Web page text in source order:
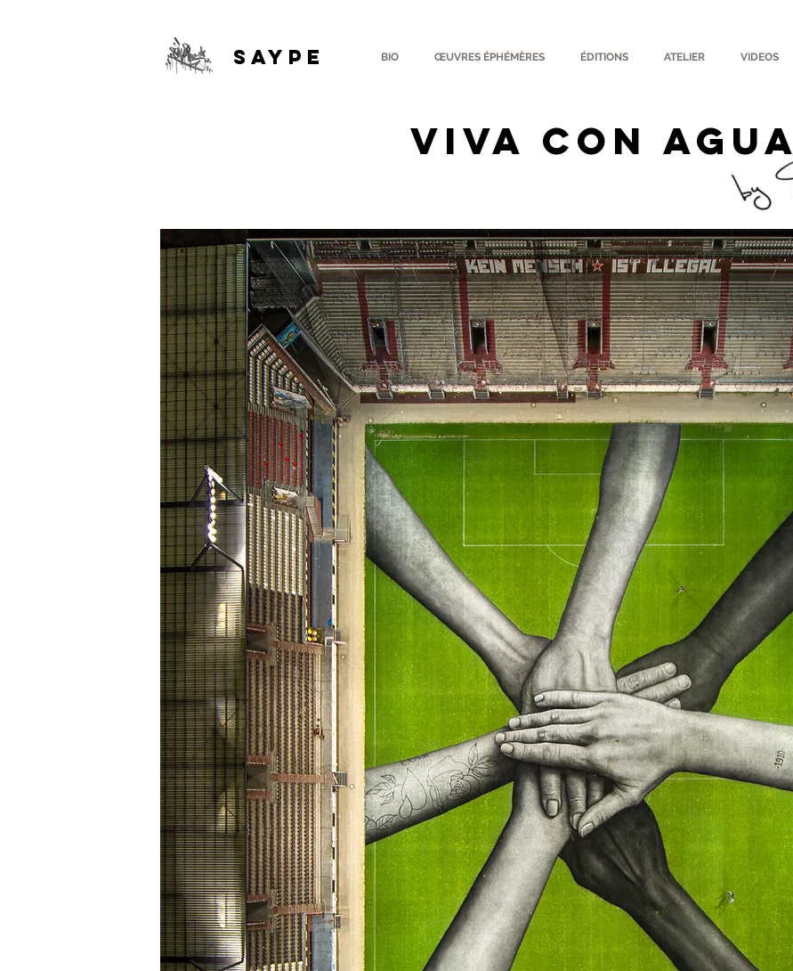
SAYPE BIO ŒUVRES ÉPHÉMÈRES ÉDITIONS ATELIER VIDEOS
VIVA CON AGUA